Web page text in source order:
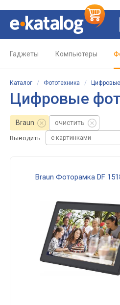
Гаджеты Компьютеры
Каталог / Фототехника /
Цифровые
Braun очистить
Выводить с картинками
Braun Фоторамка DF